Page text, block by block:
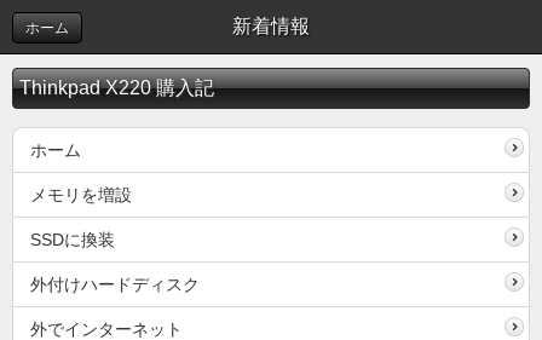
新着情報
ホーム
Thinkpad X220 購入記
ホーム
メモリを増設
SSDに換装
外付けハードディスク
外でインターネット